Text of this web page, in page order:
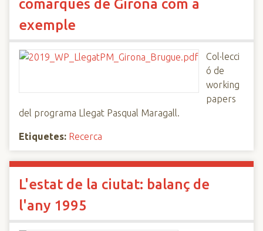
comarques de Girona com a
exemple
Col·lecci
ó de
working
papers
del programa Llegat Pasqual Maragall.
Etiquetes: Recerca
L'estat de la ciutat: balanç de
l'any 1995